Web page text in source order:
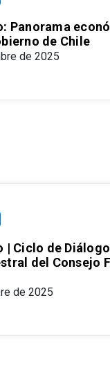
Panorama
de Chile
de 2025
| Ciclo de
del Consejo
de 2025